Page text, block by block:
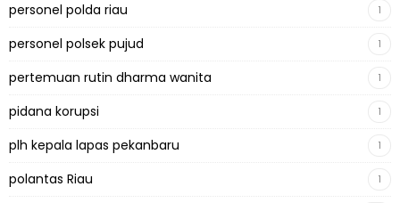
personel polda riau 1
personel polsek pujud 1
pertemuan rutin dharma wanita 1
pidana korupsi 1
plh kepala lapas pekanbaru 1
polantas Riau 1